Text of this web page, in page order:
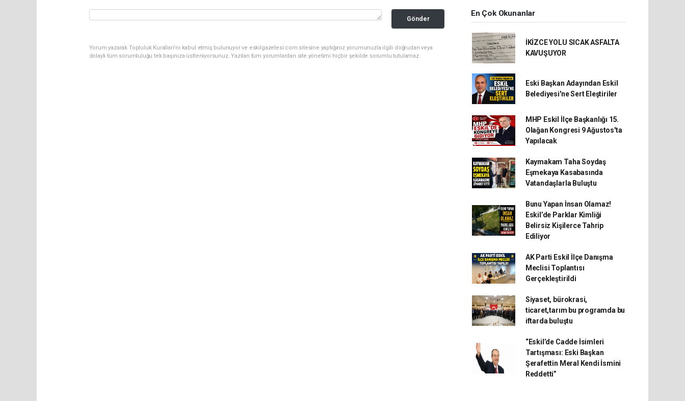
Gönder
Yorum yazarak Topluluk Kuralları’nı kabul etmiş bulunuyor ve eskilgazetesi.com sitesine yaptığınız yorumunuzla ilgili doğrudan veya
dolaylı tüm sorumluluğu tek başınıza üstleniyorsunuz. Yazılan tüm yorumlardan site yönetimi hiçbir şekilde sorumlu tutulamaz.
En Çok Okunanlar
İKİZCE YOLU SICAK ASFALTA
KAVUŞUYOR
Eski Başkan Adayından Eskil
Belediyesi'ne Sert Eleştiriler
MHP Eskil İlçe Başkanlığı 15.
Olağan Kongresi 9 Ağustos'ta
Yapılacak
Kaymakam Taha Soydaş
Eşmekaya Kasabasında
Vatandaşlarla Buluştu
Bunu Yapan İnsan Olamaz!
Eskil’de Parklar Kimliği
Belirsiz Kişilerce Tahrip
Ediliyor
AK Parti Eskil İlçe Danışma
Meclisi Toplantısı
Gerçekleştirildi
Siyaset, bürokrasi,
ticaret,tarım bu programda bu
iftarda buluştu
“Eskil’de Cadde İsimleri
Tartışması: Eski Başkan
Şerafettin Meral Kendi İsmini
Reddetti”